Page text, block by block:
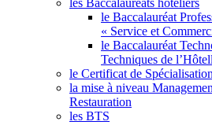
les Baccalauréats hôteliers
le Baccalauréat
« Service et
le Baccalauréat
Techniques de
le Certificat de
la mise à niveau
Restauration
les BTS